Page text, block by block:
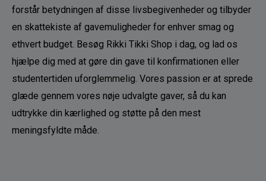
forstår betydningen af disse livsbegivenheder og tilbyder
en skattekiste af gavemuligheder for enhver smag og
ethvert budget. Besøg Rikki Tikki Shop i dag, og lad os
hjælpe dig med at gøre din gave til konfirmationen eller
studentertiden uforglemmelig. Vores passion er at sprede
glæde gennem vores nøje udvalgte gaver, så du kan
udtrykke din kærlighed og støtte på den mest
meningsfyldte måde.